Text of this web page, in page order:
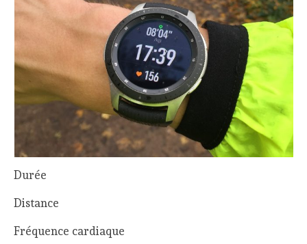
Durée
Distance
Fréquence cardiaque